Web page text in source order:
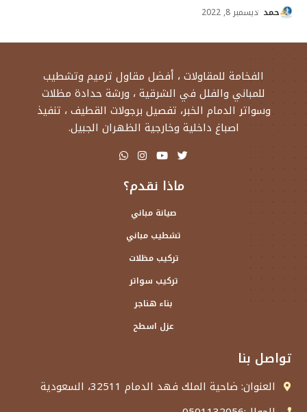
حمد ديسمبر 8, 2022
الفخامة للمقاولات ، أفضل مقاول ترميم وتشطيب
للمباني والفلل في الشرقية ، ورشة حدادة مظلات
وسواتر الدمام الخبر، تفصيل برجولات القطيف ، تنفيذ
اصباغ داخلية وخارجية الظهران الجبيل.
ماذا نقدم؟
صيانة مباني
تشطيب مباني
تركيب مظلات
تركيب سواتر
بناء هناجر
عزل اسطح
تواصل بنا
العنوان: ضاحية الملك فهد الدمام 32511، السعودية